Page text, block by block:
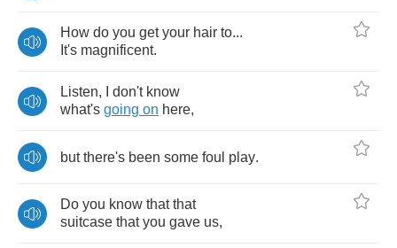
How do you get your hair to...
It's magnificent.
Listen, don't know
what's going on here,
but there's been some foul play.
Do you know that that
suitcase that you gave us,